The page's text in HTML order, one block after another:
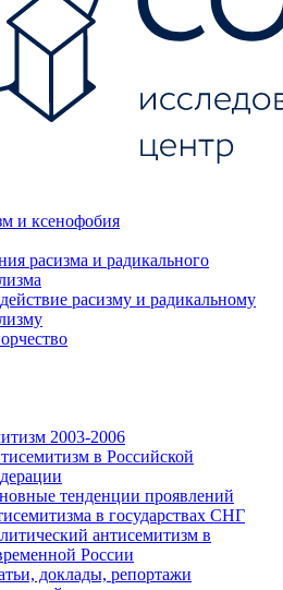
и ксенофобия
расизма и радикального
расизму и радикальному
2003-2006
в Российской
тенденции проявлений
в государствах СНГ
антисемитизм в
России
доклады, репортажи